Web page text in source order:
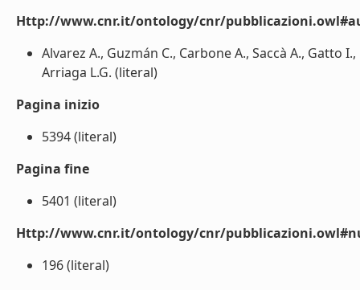
Http://www.cnr.it/ontology/cnr/
Alvarez A., Guzmán C., Carbone A., Saccà A., Gatto
Arriaga L.G. (literal)
Pagina inizio
5394 (literal)
Pagina fine
5401 (literal)
Http://www.cnr.it/ontology/cnr/
196 (literal)